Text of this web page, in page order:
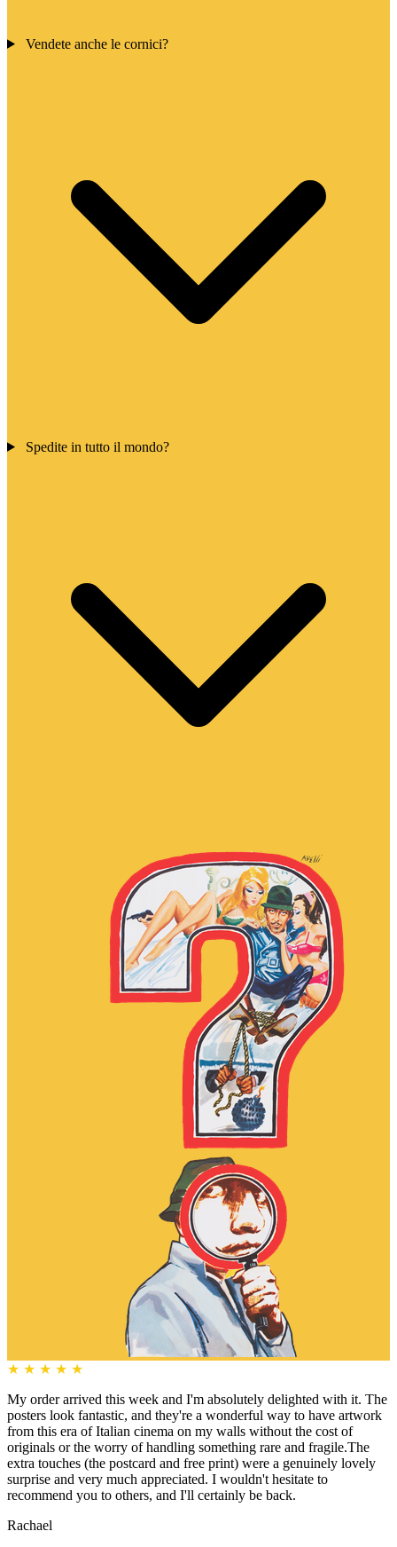
Vendete anche le cornici?
Spedite in tutto il mondo?
★ ★ ★ ★ ★
My order arrived this week and I'm absolutely delighted with it. The
posters look fantastic, and they're a wonderful way to have artwork
from this era of Italian cinema on my walls without the cost of
originals or the worry of handling something rare and fragile.The
extra touches (the postcard and free print) were a genuinely lovely
surprise and very much appreciated. I wouldn't hesitate to
recommend you to others, and I'll certainly be back.
Rachael